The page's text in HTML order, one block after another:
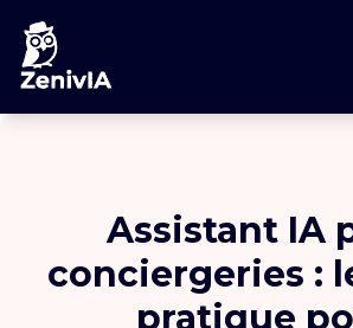
Assistant IA
conciergeries :
pratique